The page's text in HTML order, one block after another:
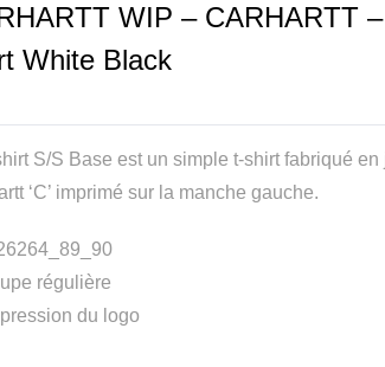
WIP – CARHARTT
White Black
S/S Base est un simple t-shirt fabriqué
‘C’ imprimé sur la manche gauche.
régulière
du logo